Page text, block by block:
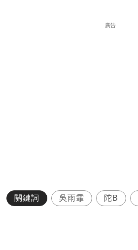
廣告
關鍵詞 吳雨霏 陀B